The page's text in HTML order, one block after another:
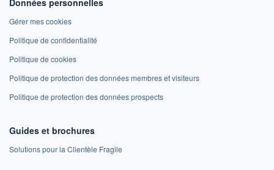
Gérer mes cookies
Politique de confidentialité
Politique de cookies
Politique de protection des données membres et visiteurs
Politique de protection des données prospects
Guides et brochures
Solutions pour la Clientèle Fragile